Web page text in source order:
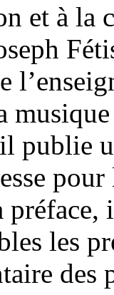
et à
il publie
les
des